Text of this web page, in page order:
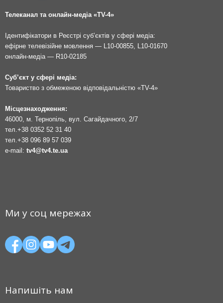
Телеканал та онлайн-медіа «TV-4»
Ідентифікатори в Реєстрі суб’єктів у сфері медіа:
ефірне телевізійне мовлення — L10-00855, L10-01670
онлайн-медіа — R10-02185
Суб’єкт у сфері медіа:
Товариство з обмеженою відповідальністю «TV-4»
Місцезнаходження:
46000, м. Тернопіль, вул. Сагайдачного, 2/7
тел. +38 0352 52 31 40
тел. +38 096 89 57 039
e-mail: tv4@tv4.te.ua
Ми у соц мережах
Напишіть нам